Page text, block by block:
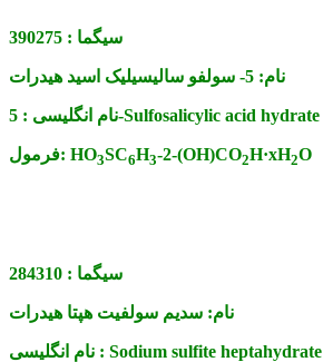
سیگما : 390275
نام: 5- سولفو سالیسیلیک اسید هیدرات
نام انگلیسی :5-Sulfosalicylic acid hydrate
فرمول: HO3SC6H3-2-(OH)CO2H·xH2O
سیگما : 284310
نام: سدیم سولفیت هپتا هیدرات
نام انگلیسی : Sodium sulfite heptahydrate